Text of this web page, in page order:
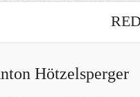
Hötzelsperger